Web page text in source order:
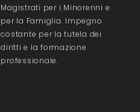
Magistrati per i Minorenni e
per la Famiglia. Impegno
costante per la tutela dei
diritti e la formazione
professionale.